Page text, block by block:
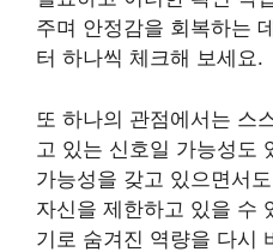
주며 안정감을 회복하는
터 하나씩 체크해 보세요.
또 하나의 관점에서는 스
고 있는 신호일 가능성도
가능성을 갖고 있으면서
자신을 제한하고 있을 수
기로 숨겨진 역량을 다시